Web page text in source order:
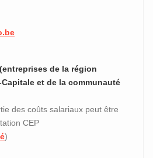
de la région
et de la communauté
des coûts salariaux peut être
CEP
)